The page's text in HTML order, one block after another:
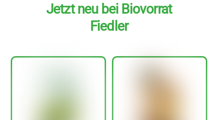
Jetzt neu bei Biovorrat
Fiedler